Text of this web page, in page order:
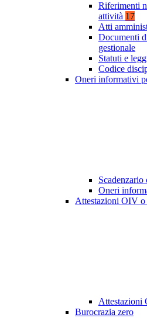
Riferimenti
attività 17
Atti
Documenti
gestionale
Statuti e
Codice
Oneri informativi
Oneri
Attestazioni OIV o
Attestazioni
Burocrazia zero